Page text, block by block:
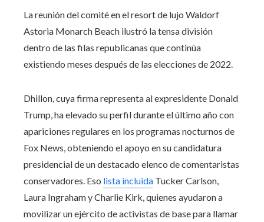
La reunión del comité en el resort de lujo Waldorf
Astoria Monarch Beach ilustró la tensa división
dentro de las filas republicanas que continúa
existiendo meses después de las elecciones de 2022.
Dhillon, cuya firma representa al expresidente Donald
Trump, ha elevado su perfil durante el último año con
apariciones regulares en los programas nocturnos de
Fox News, obteniendo el apoyo en su candidatura
presidencial de un destacado elenco de comentaristas
conservadores. Eso lista incluida Tucker Carlson,
Laura Ingraham y Charlie Kirk, quienes ayudaron a
movilizar un ejército de activistas de base para llamar